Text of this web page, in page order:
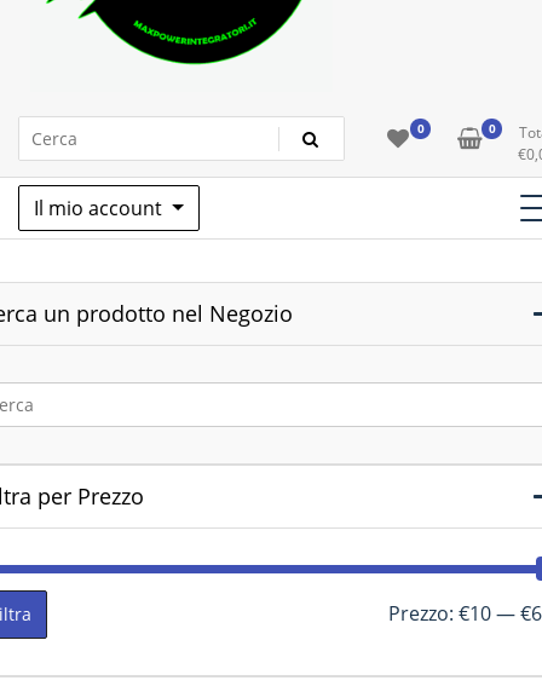
Max Power Integratori 0 0
€
Il mio account
un prodotto nel Negozio
per Prezzo
Prezzo: €10—